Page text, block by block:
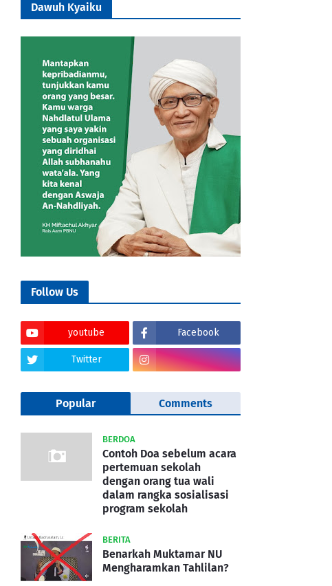
Dawuh Kyaiku
Follow Us
youtube Facebook
Twitter
Popular Comments
BERDOA
Contoh Doa sebelum acara
pertemuan sekolah
dengan orang tua wali
dalam rangka sosialisasi
program sekolah
BERITA
Benarkah Muktamar NU
Mengharamkan Tahlilan?